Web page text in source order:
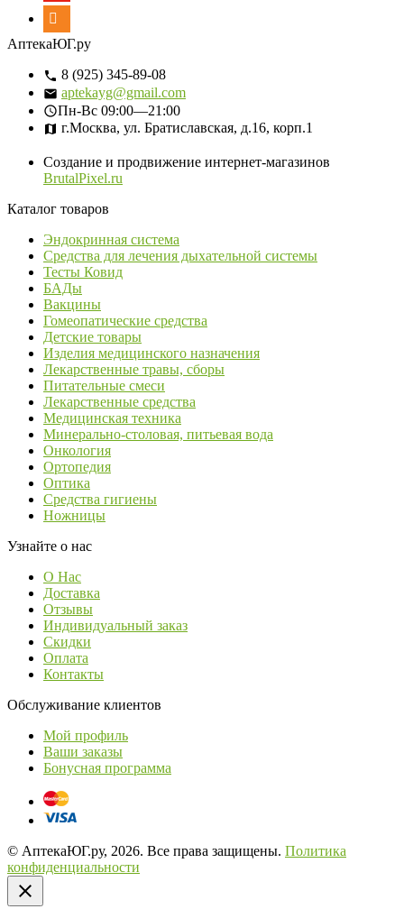
АптекаЮГ.ру
8 (925) 345-89-08
aptekayg@gmail.com
Пн-Вс 09:00—21:00
г.Москва, ул. Братиславская, д.16, корп.1
Создание и продвижение интернет-магазинов
BrutalPixel.ru
Каталог товаров
Эндокринная система
Средства для лечения дыхательной системы
Тесты Ковид
БАДы
Вакцины
Гомеопатические средства
Детские товары
Изделия медицинского назначения
Лекарственные травы, сборы
Питательные смеси
Лекарственные средства
Медицинская техника
Минерально-столовая, питьевая вода
Онкология
Ортопедия
Оптика
Средства гигиены
Ножницы
Узнайте о нас
О Нас
Доставка
Отзывы
Индивидуальный заказ
Скидки
Оплата
Контакты
Обслуживание клиентов
Мой профиль
Ваши заказы
Бонусная программа
© АптекаЮГ.ру, 2026. Все права защищены. Политика
конфиденциальности